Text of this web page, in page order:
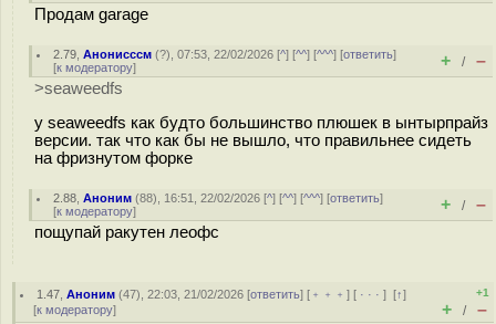
Продам garage
2.79 ,Анонисссм (?), 07:53, 22/02/2026 [^] [^^] [^^^] [ответить]
[к модератору] + / –
>seaweedfs
у seaweedfs как будто большинство плюшек в ынтырпрайз
версии. так что как бы не вышло, что правильнее сидеть
на фризнутом форке
2.88 ,Аноним (88), 16:51, 22/02/2026 [^] [^^] [^^^] [ответить]
[к модератору] + / –
пощупай ракутен леофс
1.47 ,Аноним (47), 22:03, 21/02/2026 [ответить] [ ﹢﹢﹢] [ · · ·][↑]
[к модератору]
+1
+ / –